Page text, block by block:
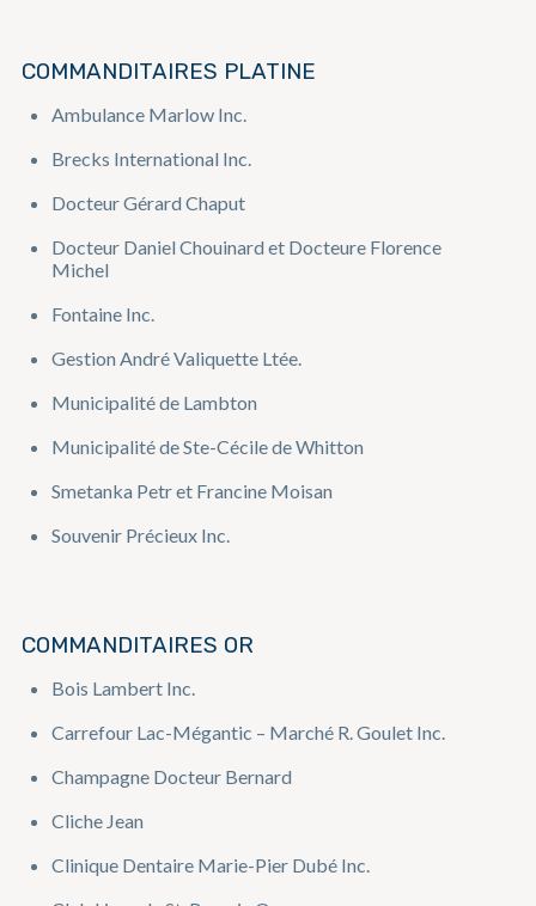
COMMANDITAIRES PLATINE
Ambulance Marlow Inc.
Brecks International Inc.
Docteur Gérard Chaput
Docteur Daniel Chouinard et Docteure Florence
Michel
Fontaine Inc.
Gestion André Valiquette Ltée.
Municipalité de Lambton
Municipalité de Ste-Cécile de Whitton
Smetanka Petr et Francine Moisan
Souvenir Précieux Inc.
COMMANDITAIRES OR
Bois Lambert Inc.
Carrefour Lac-Mégantic – Marché R. Goulet Inc.
Champagne Docteur Bernard
Cliche Jean
Clinique Dentaire Marie-Pier Dubé Inc.